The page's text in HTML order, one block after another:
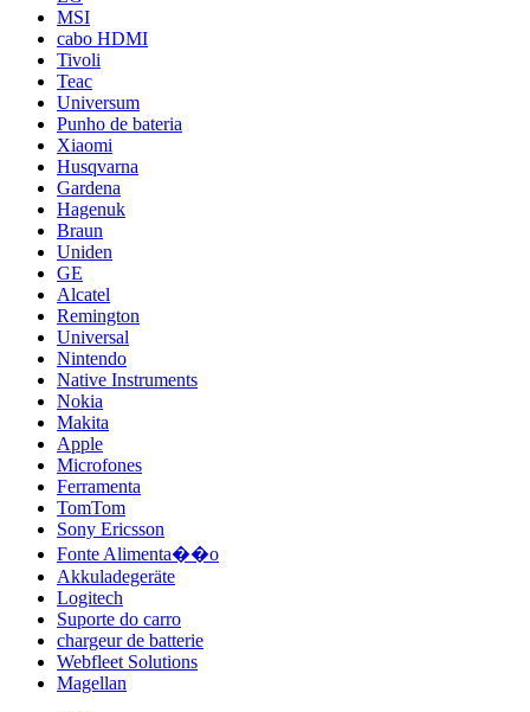
MSI
cabo HDMI
Tivoli
Teac
Universum
Punho de bateria
Xiaomi
Husqvarna
Gardena
Hagenuk
Braun
Uniden
GE
Alcatel
Remington
Universal
Nintendo
Native Instruments
Nokia
Makita
Apple
Microfones
Ferramenta
TomTom
Sony Ericsson
Fonte Alimenta��o
Akkuladegeräte
Logitech
Suporte do carro
chargeur de batterie
Webfleet Solutions
Magellan